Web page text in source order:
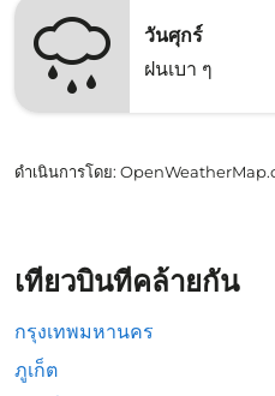
วันศุกร์
ฝนเบา ๆ
ดำเนินการโดย:
เที่ยวบินที่คล้ายกัน
กรุงเทพมหานคร
ภูเก็ต